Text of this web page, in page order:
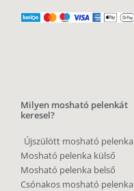
Milyen mosható pelenkát
keresel?
Újszülött mosható pelenka
Mosható pelenka külső
Mosható pelenka belső
Csónakos mosható pelenka